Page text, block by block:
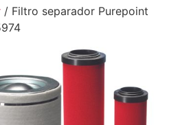
/ Filtro separador Purepoint